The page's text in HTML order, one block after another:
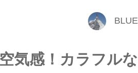
BLUE
気感！カラフルな